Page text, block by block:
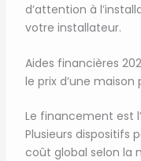
d’attention à
votre installateur.
Aides financières
le prix d’une maison
Le financement est
Plusieurs dispositifs
coût global selon la